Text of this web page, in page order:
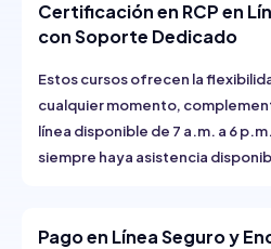
Certificación en RCP en
con Soporte Dedicado
Estos cursos ofrecen la
cualquier momento,
línea disponible de 7 a.m. a 6
siempre haya asistencia
Pago en Línea Seguro y